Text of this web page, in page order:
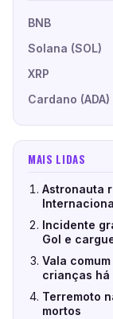
BNB
Solana (SOL)
XRP
Cardano (ADA)
MAIS LIDAS
Astronauta
Incidente
Gol e
Vala
crianças há
Terremoto
mortos